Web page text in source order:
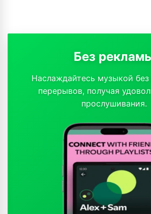
Без
Наслаждайтесь музыкой
перерывов, получая
прослушивания.